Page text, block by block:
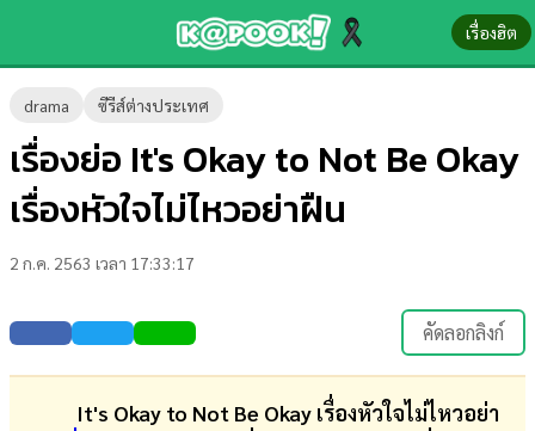
เรื่องฮิต
drama ซีรีส์ต่างประเทศ
เรื่องย่อ It's Okay to Not Be Okay
เรื่องหัวใจไม่ไหวอย่าฝืน
2 ก.ค. 2563 เวลา 17:33:17
คัดลอกลิงก์
It's Okay to Not Be Okay เรื่องหัวใจไม่ไหวอย่า
ข่าว-
ความ
รู้
บันเทิง
ตรวจ